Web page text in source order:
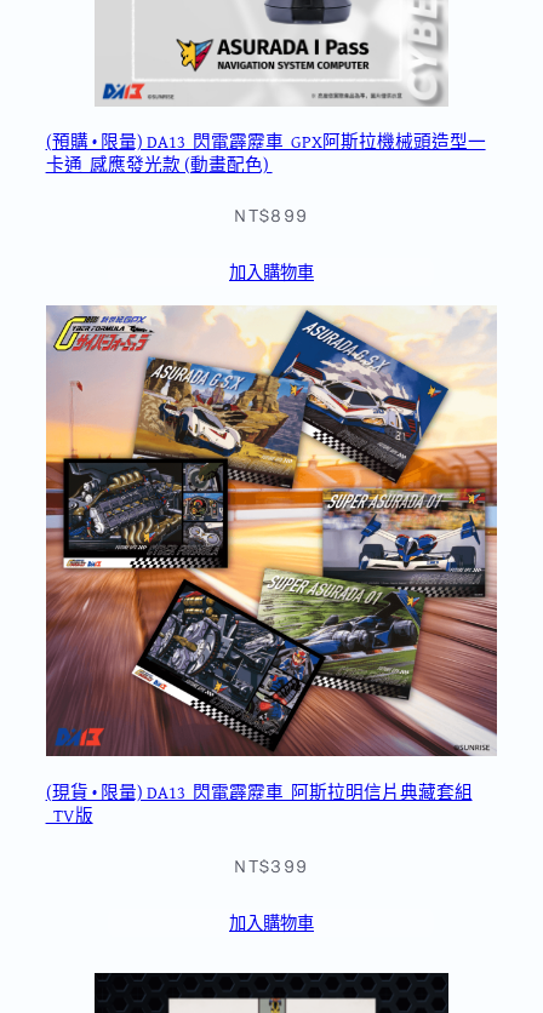
(預購 • 限量) DA13_閃電霹靂車_GPX阿斯拉機械頭造型一
卡通_感應發光款 (動畫配色)
NT$899
加入購物車
(現貨 • 限量) DA13_閃電霹靂車_阿斯拉明信片典藏套組
_TV版
NT$399
加入購物車